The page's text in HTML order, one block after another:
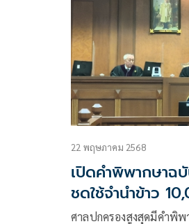
22 พฤษภาคม 2568
เปิดคำพิพากษา
ชดใช้จำนำข้าว
ศาลปกครองสูงสุดมีคำพิ